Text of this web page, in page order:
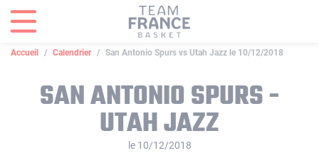
Accueil Calendrier San Antonio Spurs vs Utah Jazz le 10/12/2018
SAN ANTONIO SPURS -
UTAH JAZZ
le 10/12/2018
Panneau de gestion des cookies